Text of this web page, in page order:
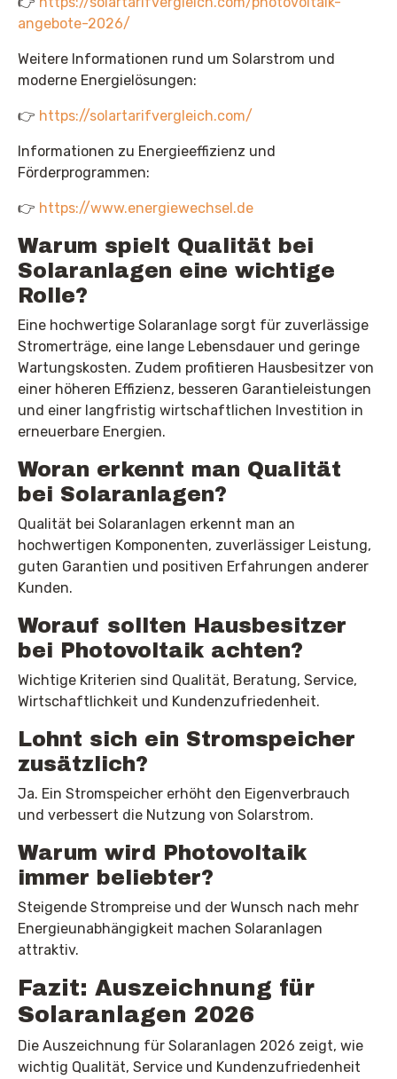
angebote-2026/
Weitere Informationen rund um Solarstrom und
moderne Energielösungen:
👉 https://solartarifvergleich.com/
Informationen zu Energieeffizienz und
Förderprogrammen:
👉 https://www.energiewechsel.de
Warum spielt Qualität bei
Solaranlagen eine wichtige
Rolle?
Eine hochwertige Solaranlage sorgt für zuverlässige
Stromerträge, eine lange Lebensdauer und geringe
Wartungskosten. Zudem profitieren Hausbesitzer von
einer höheren Effizienz, besseren Garantieleistungen
und einer langfristig wirtschaftlichen Investition in
erneuerbare Energien.
Woran erkennt man Qualität
bei Solaranlagen?
Qualität bei Solaranlagen erkennt man an
hochwertigen Komponenten, zuverlässiger Leistung,
guten Garantien und positiven Erfahrungen anderer
Kunden.
Worauf sollten Hausbesitzer
bei Photovoltaik achten?
Wichtige Kriterien sind Qualität, Beratung, Service,
Wirtschaftlichkeit und Kundenzufriedenheit.
Lohnt sich ein Stromspeicher
zusätzlich?
Ja. Ein Stromspeicher erhöht den Eigenverbrauch
und verbessert die Nutzung von Solarstrom.
Warum wird Photovoltaik
immer beliebter?
Steigende Strompreise und der Wunsch nach mehr
Energieunabhängigkeit machen Solaranlagen
attraktiv.
Fazit: Auszeichnung für
Solaranlagen 2026
Die Auszeichnung für Solaranlagen 2026 zeigt, wie
wichtig Qualität, Service und Kundenzufriedenheit